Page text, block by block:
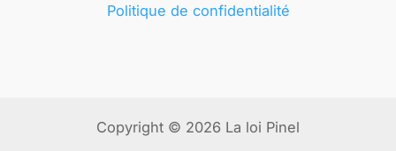
Politique de confidentialité
Copyright © 2026 La loi Pinel